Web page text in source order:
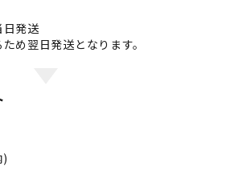
発送
め翌日発送となります。
)